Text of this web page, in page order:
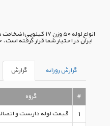
ایران در اختیار شما قرار گرفته
گزارش روزانه گزارش
# گروه
1
قیمت لوله داربست و